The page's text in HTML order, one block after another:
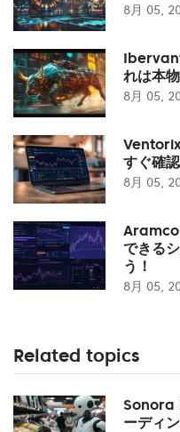
8月 05,
れは本
8月 05,
すぐ確認
8月 05,
できる
う！
8月 05,
Related topics
Sonora
ーディ